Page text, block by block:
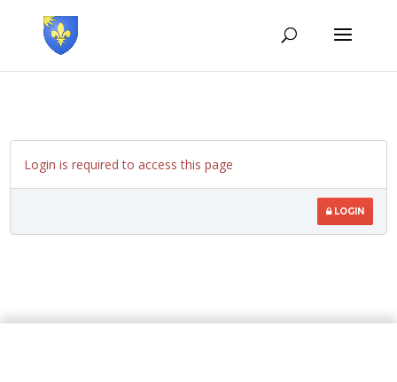
Login is required to access this page
LOGIN